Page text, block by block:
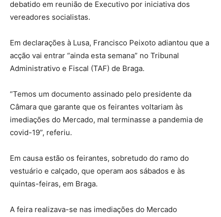
debatido em reunião de Executivo por iniciativa dos
vereadores socialistas.
Em declarações à Lusa, Francisco Peixoto adiantou que a
acção vai entrar “ainda esta semana” no Tribunal
Administrativo e Fiscal (TAF) de Braga.
“Temos um documento assinado pelo presidente da
Câmara que garante que os feirantes voltariam às
imediações do Mercado, mal terminasse a pandemia de
covid-19”, referiu.
Em causa estão os feirantes, sobretudo do ramo do
vestuário e calçado, que operam aos sábados e às
quintas-feiras, em Braga.
A feira realizava-se nas imediações do Mercado